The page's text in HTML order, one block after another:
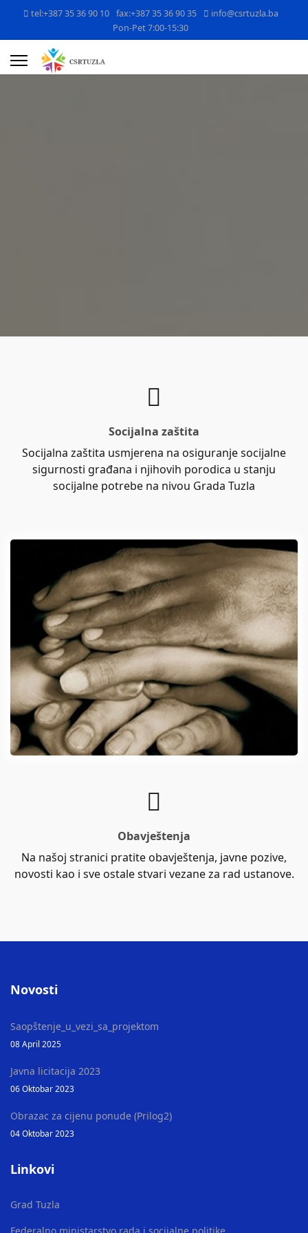
tel:+387 35 36 90 10 fax:+387 35 36 90 35
info@csrtuzla.ba
Pon-Pet 7:00-15:30
Socijalna zaštita
Socijalna zaštita usmjerena na osiguranje socijalne
sigurnosti građana i njihovih porodica u stanju
socijalne potrebe na nivou Grada Tuzla
Obavještenja
Na našoj stranici pratite obavještenja, javne pozive,
novosti kao i sve ostale stvari vezane za rad ustanove.
Novosti
Saopštenje_u_vezi_sa_projektom
08 April 2025
Javna licitacija 2023
06 Oktobar 2023
Obrazac za cijenu ponude (Prilog2)
04 Oktobar 2023
Linkovi
Grad Tuzla
Federalno ministarstvo rada i socijalne politike